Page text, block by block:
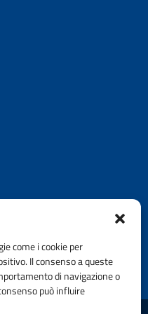
come i cookie per
Il consenso a queste
di navigazione o
può influire